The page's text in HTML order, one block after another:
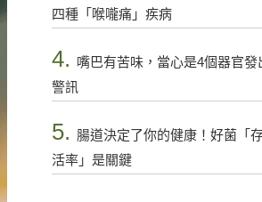
四種「喉嚨痛」疾病
4. 嘴巴有苦味，當心是4個器官發
警訊
5. 腸道決定了你的健康！好菌「
活率」是關鍵